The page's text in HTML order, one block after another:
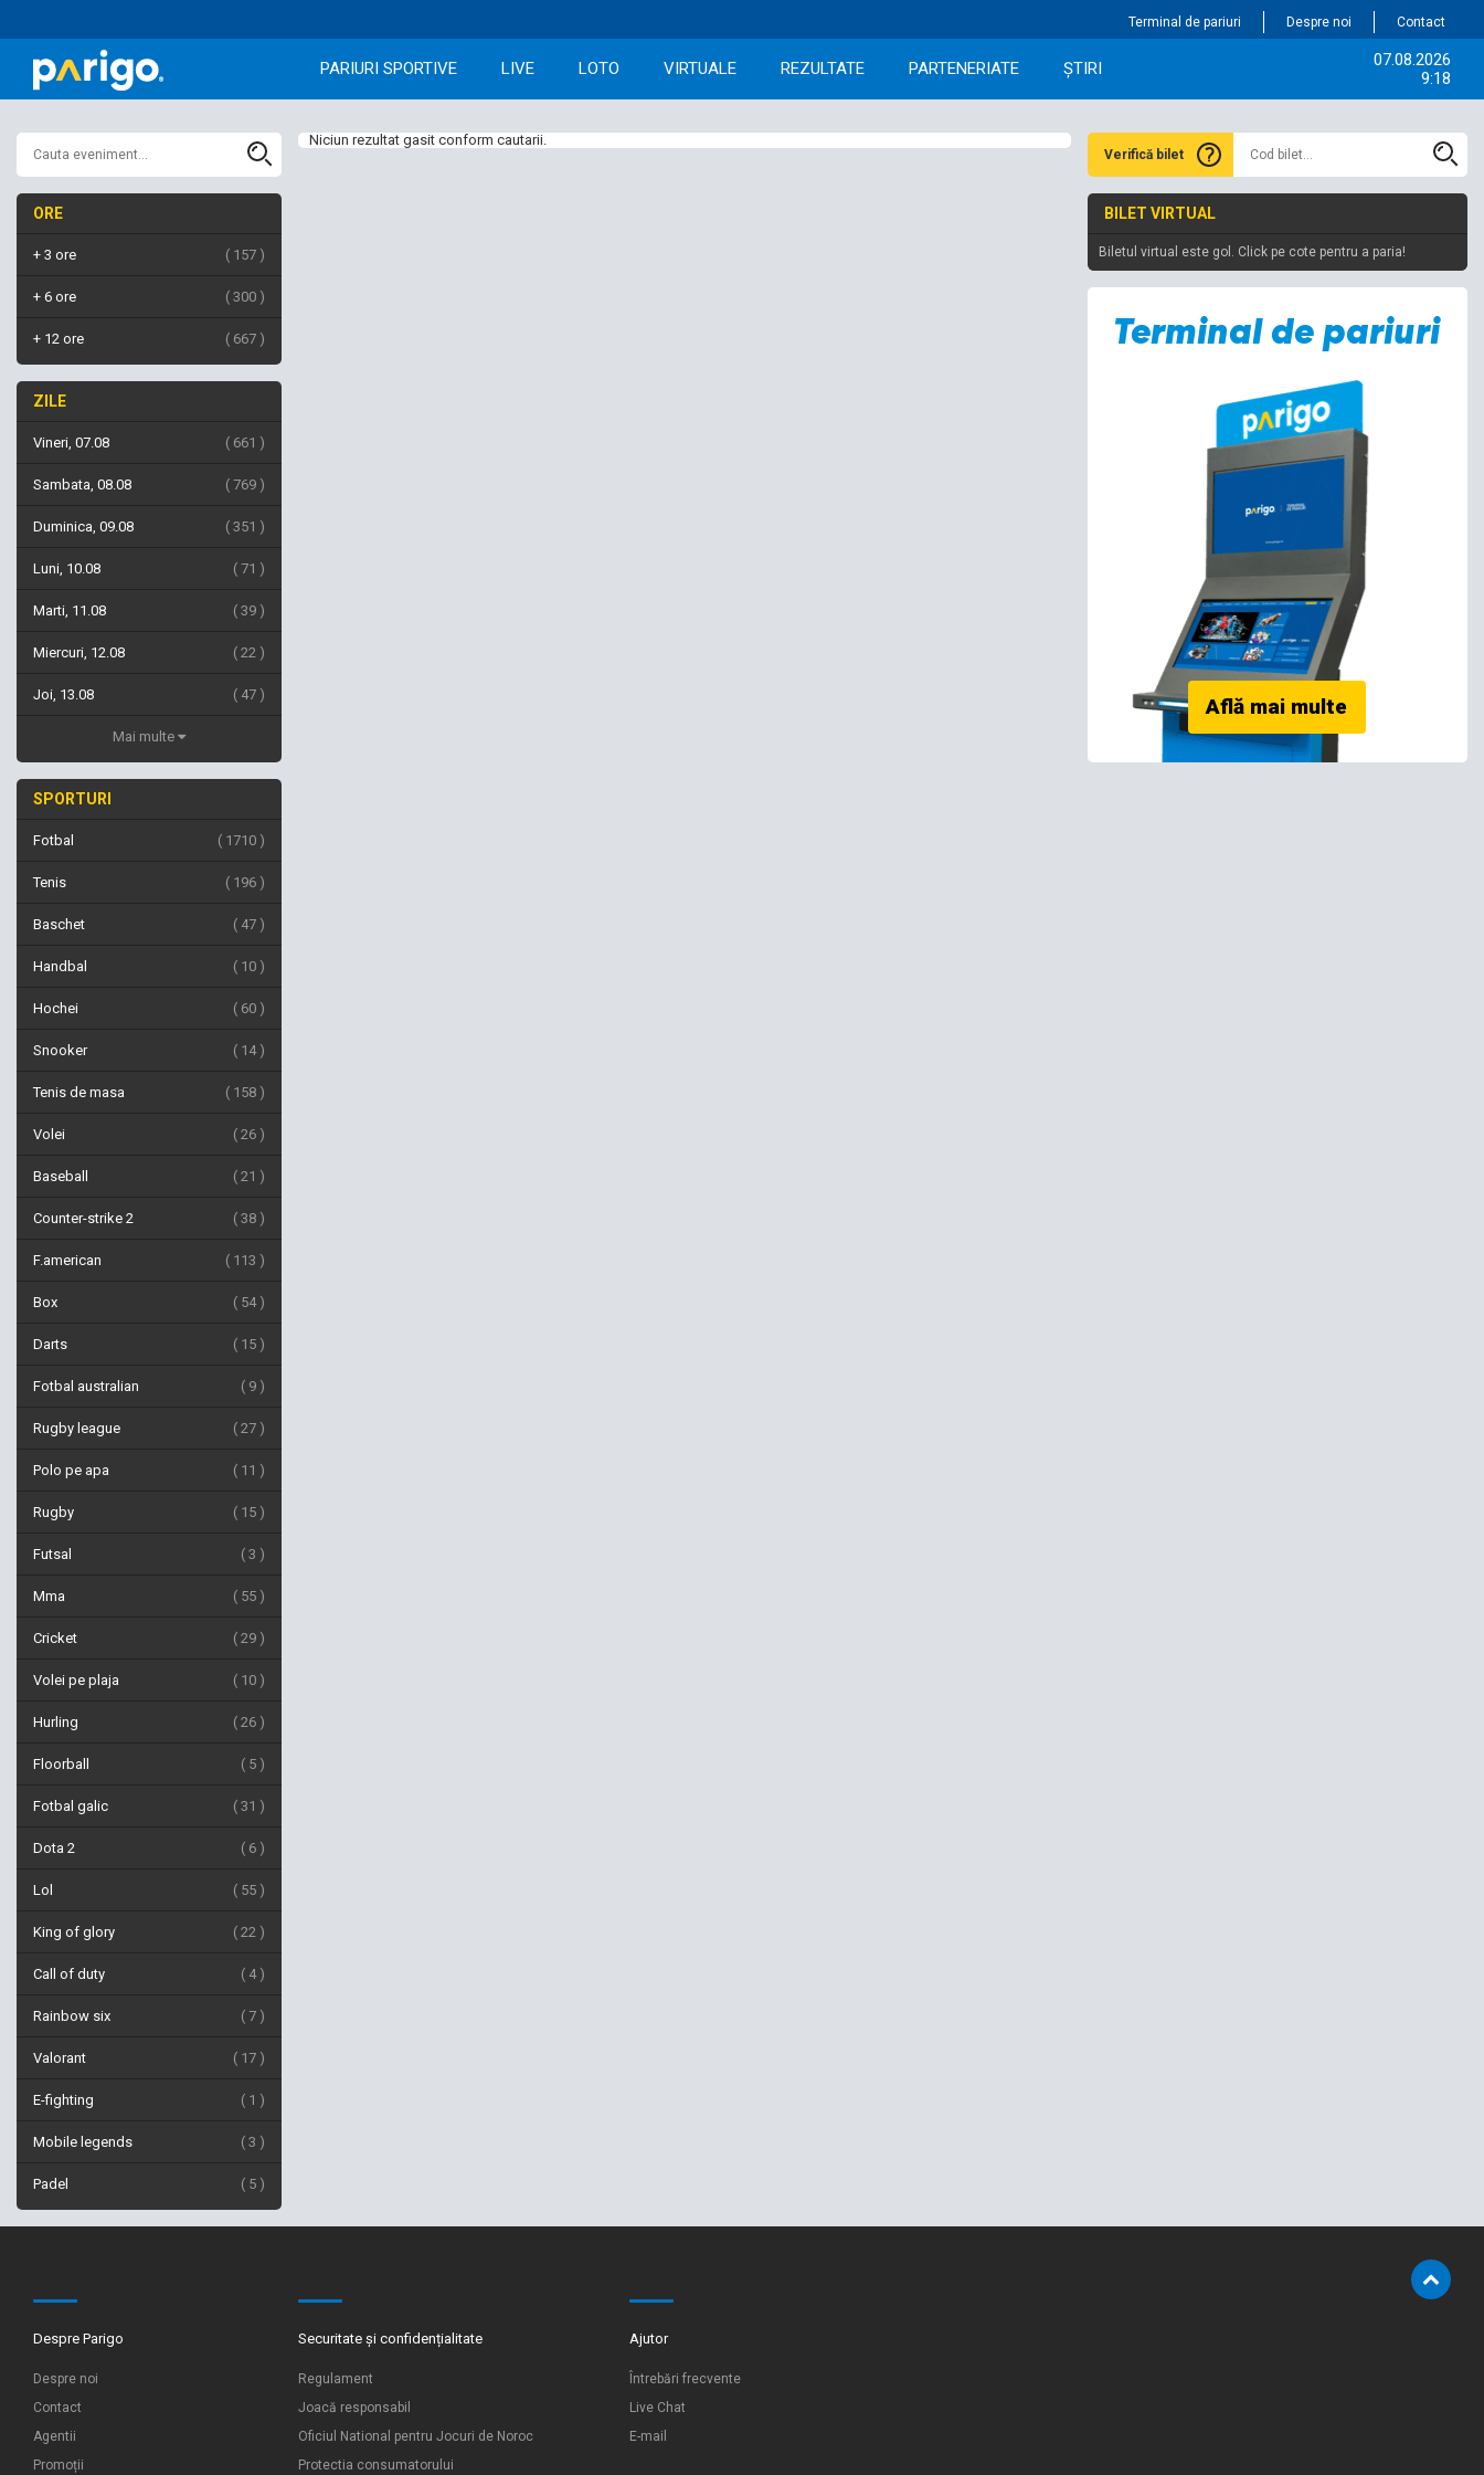
Terminal de pariuri Despre noi Contact
PARIURI SPORTIVE LIVE LOTO VIRTUALE REZULTATE PARTENERIATE ȘTIRI
07.08.2026
9:18
ORE
+ 3 ore 157
+ 6 ore 300
+ 12 ore 667
ZILE
Vineri, 07.08 661
Sambata, 08.08 769
Duminica, 09.08 351
Luni, 10.08 71
Marti, 11.08 39
Miercuri, 12.08 22
Joi, 13.08 47
Mai multe
SPORTURI
Fotbal 1710
Tenis 196
Baschet 47
Handbal 10
Hochei 60
Snooker 14
Tenis de masa 158
Volei 26
Baseball 21
Counter-strike 2 38
F.american 113
Box 54
Darts 15
Fotbal australian 9
Rugby league 27
Polo pe apa 11
Rugby 15
Futsal 3
Mma 55
Cricket 29
Volei pe plaja 10
Hurling 26
Floorball 5
Fotbal galic 31
Dota 2 6
Lol 55
King of glory 22
Call of duty 4
Rainbow six 7
Valorant 17
E-fighting 1
Mobile legends 3
Padel 5
Niciun rezultat gasit conform cautarii.
Verifică bilet
BILET VIRTUAL
Biletul virtual este gol. Click pe cote pentru a paria!
Despre Parigo
Despre noi
Contact
Agentii
Promoții
Securitate și confidențialitate
Regulament
Joacă responsabil
Oficiul National pentru Jocuri de Noroc
Protectia consumatorului
Ajutor
Întrebări frecvente
Live Chat
E-mail